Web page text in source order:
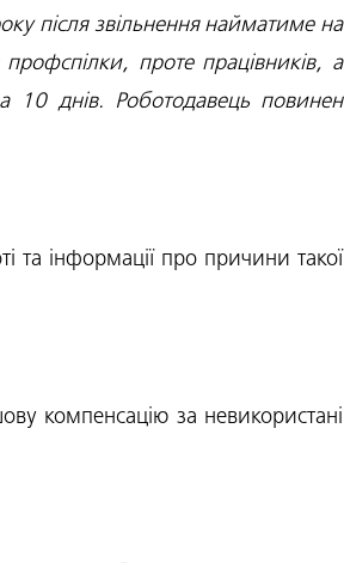
після звільнення найматиме на
профспілки, проте працівників, а
10 днів. Роботодавець повинен
та інформації про причини такої
компенсацію за невикористані